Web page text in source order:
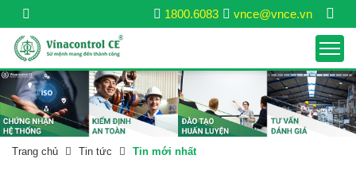
vnce@vnce.vn
1800.6083
Trang chủ Tin tức Tin mới nhất